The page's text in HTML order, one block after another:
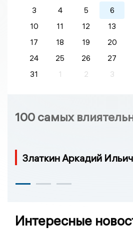
3
4 5 6
10
11 12 13
17
18 19 20
24
25 26 27
31
1 2 3
100 самых
Златкин Аркадий Ильич
Интересные